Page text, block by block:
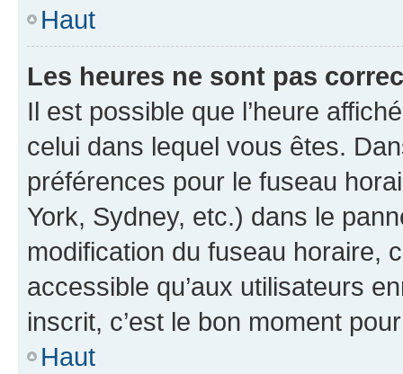
Haut
Les heures ne sont pas
Il est possible que l’heure
celui dans lequel vous êtes.
préférences pour le fuseau
York, Sydney, etc.) dans le
modification du fuseau horaire,
accessible qu’aux utilisateurs
inscrit, c’est le bon moment
Haut